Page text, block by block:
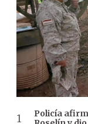
Policía